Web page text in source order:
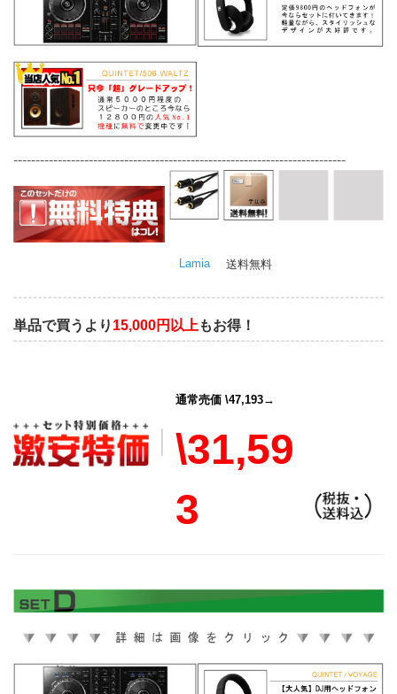
---------------------------------------------------------------------------
Lamia 送料無料
単品で買うより 15,000円以上もお得！
通常売価 \47,193→
\31,59
3